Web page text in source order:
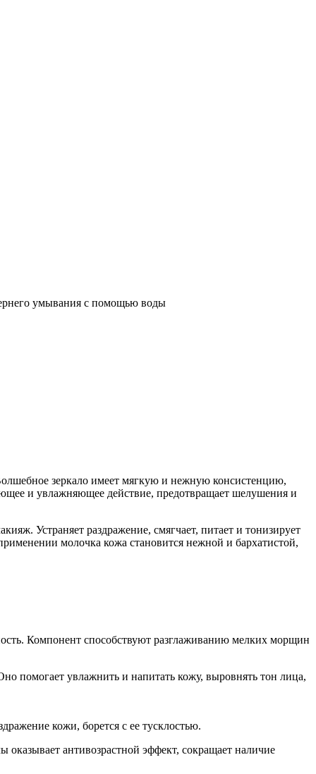
умывания с помощью воды
зеркало имеет мягкую и нежную консистенцию,
и увлажняющее действие, предотвращает шелушения и
Устраняет раздражение, смягчает, питает и тонизирует
молочка кожа становится нежной и бархатистой,
Компонент способствуют разглаживанию мелких морщин
помогает увлажнить и напитать кожу, выровнять тон лица,
кожи, борется с ее тусклостью.
антивозрастной эффект, сокращает наличие